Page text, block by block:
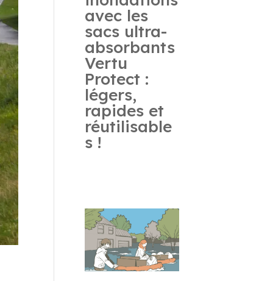
avec les
sacs ultra-
absorbants
Vertu
Protect :
légers,
rapides et
réutilisable
s !